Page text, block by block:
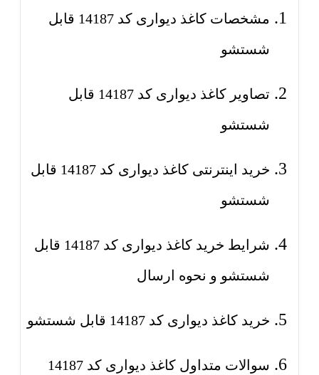
مشخصات کاغذ دیواری کد 14187 قابل
شستشو
تصاویر کاغذ دیواری کد 14187 قابل
شستشو
خرید اینترنتی کاغذ دیواری کد 14187 قابل
شستشو
شرایط خرید کاغذ دیواری کد 14187 قابل
شستشو و نحوه ارسال
خرید کاغذ دیواری کد 14187 قابل شستشو
سوالات متداول کاغذ دیواری کد 14187